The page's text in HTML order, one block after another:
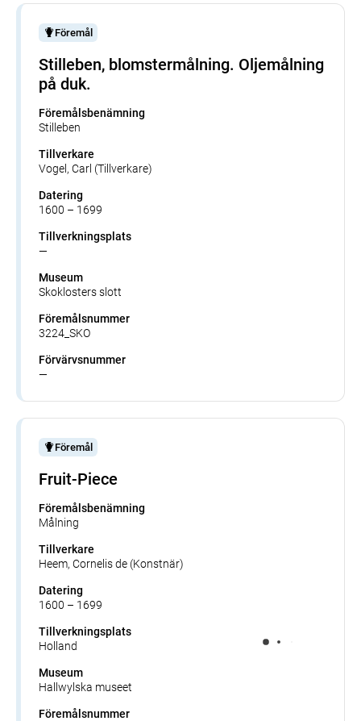
Föremål
Stilleben, blomstermålning. Oljemålning
på duk.
Föremålsbenämning
Stilleben
Tillverkare
Vogel, Carl (Tillverkare)
Datering
1600 – 1699
Tillverkningsplats
—
Museum
Skoklosters slott
Föremålsnummer
3224_SKO
Förvärvsnummer
—
Föremål
Fruit-Piece
Föremålsbenämning
Målning
Tillverkare
Heem, Cornelis de (Konstnär)
Datering
1600 – 1699
Tillverkningsplats
Holland
Museum
Hallwylska museet
Föremålsnummer